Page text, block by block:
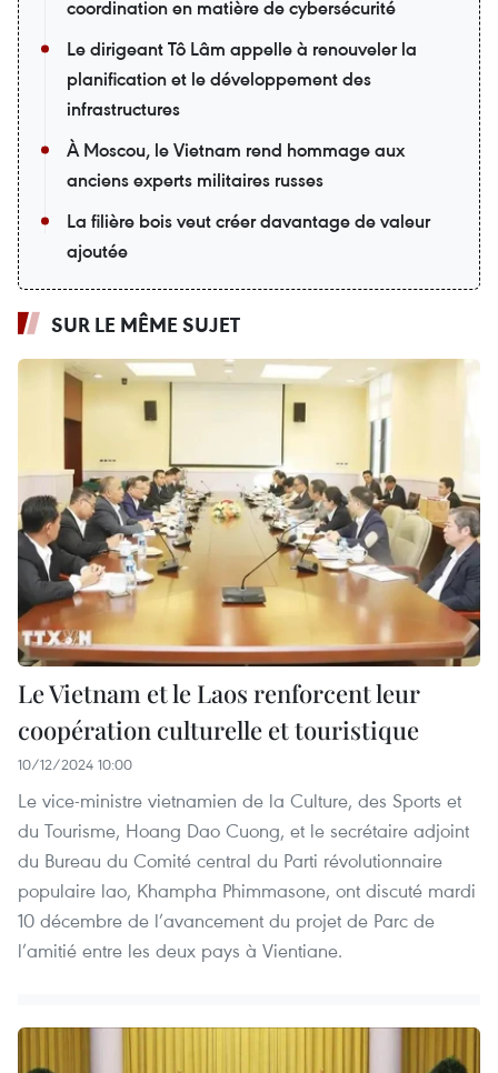
coordination en matière de cybersécurité
Le dirigeant Tô Lâm appelle à renouveler la
planification et le développement des
infrastructures
À Moscou, le Vietnam rend hommage aux
anciens experts militaires russes
La filière bois veut créer davantage de valeur
ajoutée
SUR LE MÊME SUJET
Le Vietnam et le Laos renforcent leur
coopération culturelle et touristique
10/12/2024 10:00
Le vice-ministre vietnamien de la Culture, des Sports et
du Tourisme, Hoang Dao Cuong, et le secrétaire adjoint
du Bureau du Comité central du Parti révolutionnaire
populaire lao, Khampha Phimmasone, ont discuté mardi
10 décembre de l’avancement du projet de Parc de
l’amitié entre les deux pays à Vientiane.